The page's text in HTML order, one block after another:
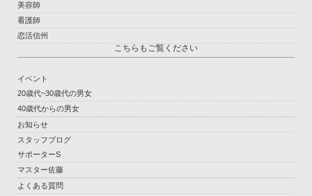
美容師
看護師
恋活信州
こちらもご覧ください
イベント
20歳代~30歳代の男女
40歳代からの男女
お知らせ
スタッフブログ
サポーターS
マスター佐藤
よくある質問